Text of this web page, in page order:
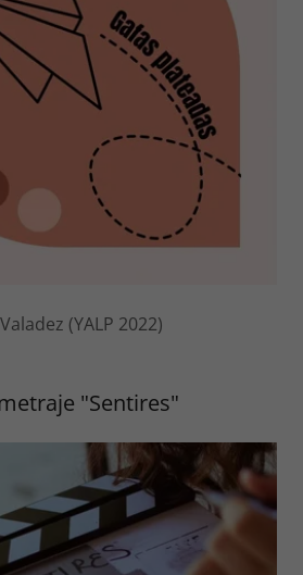
(YALP 2022)
"Sentires"